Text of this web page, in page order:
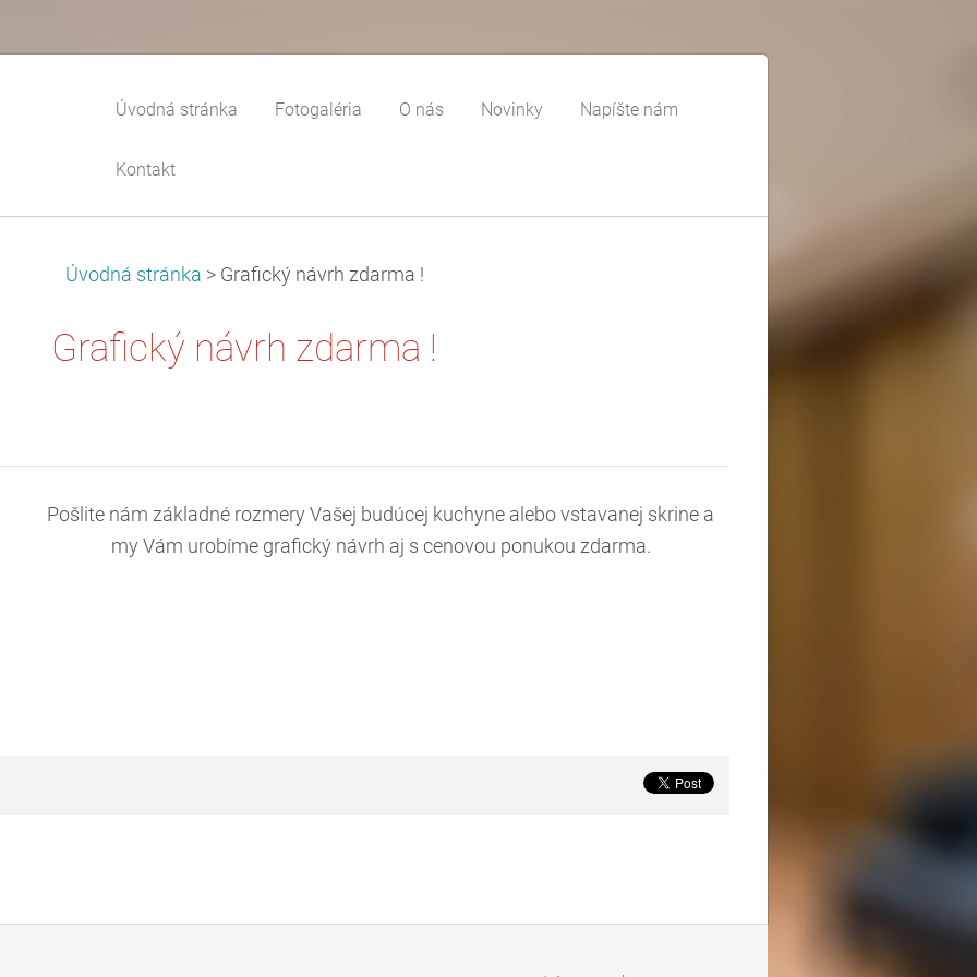
Úvodná stránka Fotogaléria O nás Novinky Napíšte nám
Kontakt
Úvodná stránka > Grafický návrh zdarma !
Grafický návrh zdarma !
Pošlite nám základné rozmery Vašej budúcej kuchyne alebo vstavanej skrine a
my Vám urobíme grafický návrh aj s cenovou ponukou zdarma.